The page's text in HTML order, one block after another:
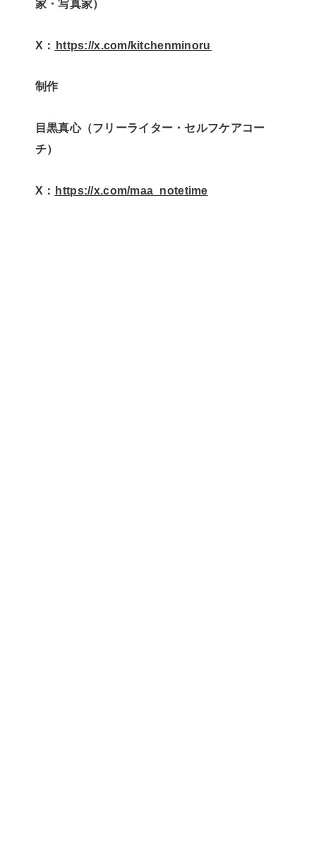
家・写真家）
X： ⁠⁠⁠⁠⁠⁠https://x.com/kitchenminoru⁠⁠⁠⁠⁠⁠
制作
目黒真心（フリーライター・セルフケアコー
チ）
X： ⁠⁠⁠⁠https://x.com/maa_notetime